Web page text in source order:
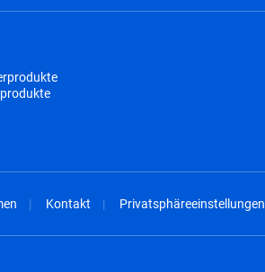
Kontakt Privatsphäreeinstellungen